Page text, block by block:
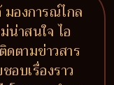
องการณ์ไกล
าสนใจ ไอ
ดตามข่าวสาร
บเรื่องราว